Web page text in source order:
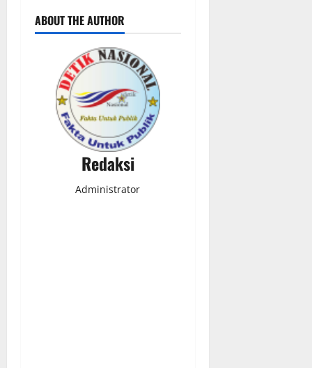
ABOUT THE AUTHOR
Redaksi
Administrator